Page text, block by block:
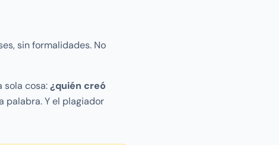
sin formalidades. No
sola cosa:¿quién creó
palabra. Y el plagiador